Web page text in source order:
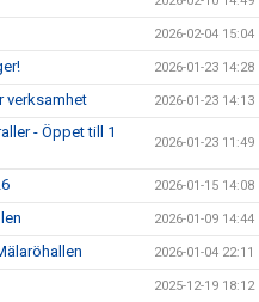
2026-02-04 15:04
2026-01-23 14:28
verksamhet 2026-01-23 14:13
- Öppet till 1
2026-01-23 11:49
2026-01-15 14:08
2026-01-09 14:44
2026-01-04 22:11
2025-12-19 18:12